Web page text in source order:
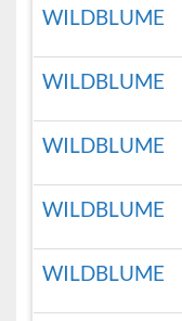
WILDBLUME
WILDBLUME
WILDBLUME
WILDBLUME
WILDBLUME